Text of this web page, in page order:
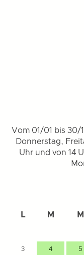
Vom 01/01 bis
Donnerstag,
Uhr und von 14
L M M
3 4 5